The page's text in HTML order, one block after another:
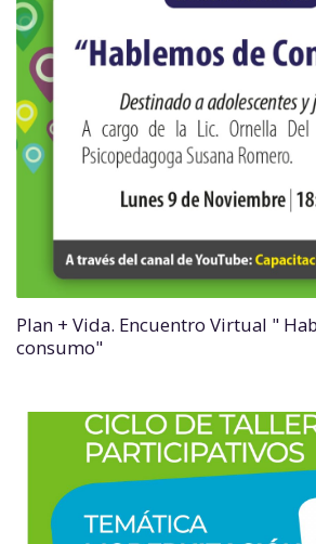
Plan + Vida. Encuentro Virtual "
consumo"